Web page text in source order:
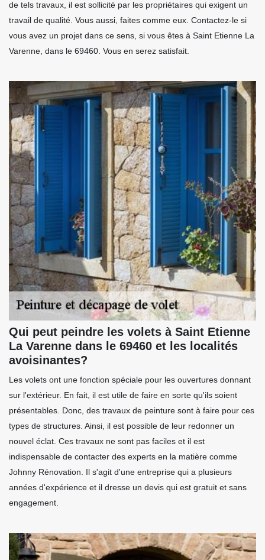
de tels travaux, il est sollicité par les propriétaires qui exigent un
travail de qualité. Vous aussi, faites comme eux. Contactez-le si
vous avez un projet dans ce sens, si vous êtes à Saint Etienne La
Varenne, dans le 69460. Vous en serez satisfait.
Qui peut peindre les volets à Saint Etienne
La Varenne dans le 69460 et les localités
avoisinantes?
Les volets ont une fonction spéciale pour les ouvertures donnant
sur l'extérieur. En fait, il est utile de faire en sorte qu'ils soient
présentables. Donc, des travaux de peinture sont à faire pour ces
types de structures. Ainsi, il est possible de leur redonner un
nouvel éclat. Ces travaux ne sont pas faciles et il est
indispensable de contacter des experts en la matière comme
Johnny Rénovation. Il s'agit d'une entreprise qui a plusieurs
années d'expérience et il dresse un devis qui est gratuit et sans
engagement.